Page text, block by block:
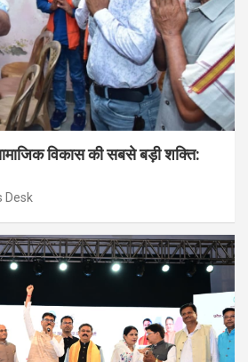
विकास की सबसे बड़ी शक्ति:
Desk